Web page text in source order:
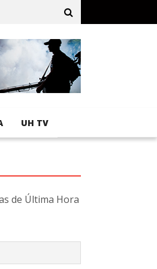
obras de terracería
UH TV
de Última Hora